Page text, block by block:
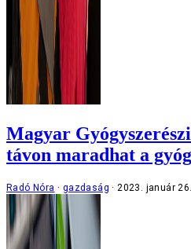
Magyar
távon maradhat a
Radó Nóra gazdaság 2023. január 26.